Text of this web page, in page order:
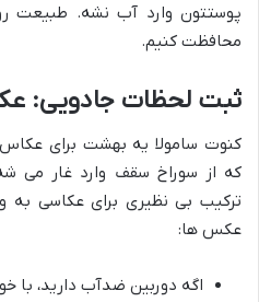
پوستتون وارد آب نشه. طبیعت
محافظت کنیم.
ثبت لحظات جادویی:
کنوت سامولا یه بهشت برای
که از سوراخ سقف وارد غار می
ترکیب بی نظیری برای عکاسی به
عکس ها:
اگه دوربین ضدآب دارید، با